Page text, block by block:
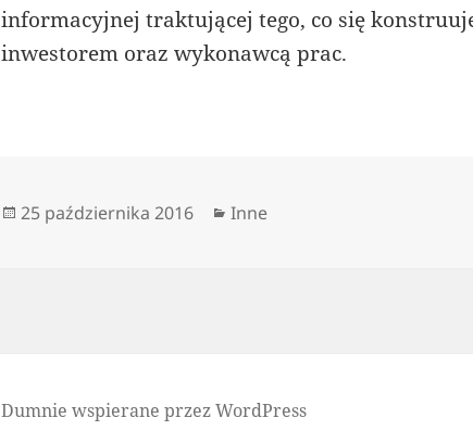
informacyjnej traktującej tego, co się
inwestorem oraz wykonawcą prac.
Data
25 października 2016 Kategorie
Inne
Dumnie wspierane przez WordPress